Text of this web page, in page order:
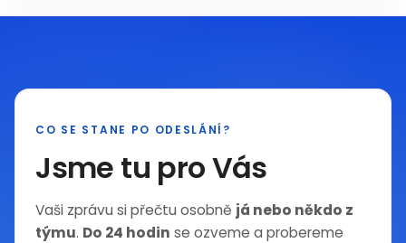
CO SE STANE PO ODESLÁNÍ?
Jsme tu pro Vás
Vaši zprávu si přečtu osobně já nebo někdo z
týmu. Do 24 hodin se ozveme a probereme